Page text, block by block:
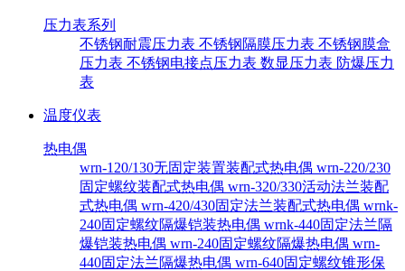
压力表系列
不锈钢耐震压力表 不锈钢隔膜压力表 不锈钢膜盒
压力表 不锈钢电接点压力表 数显压力表 防爆压力
表
温度仪表
热电偶
wrn-120/130无固定装置装配式热电偶 wrn-220/230
固定螺纹装配式热电偶 wrn-320/330活动法兰装配
式热电偶 wrn-420/430固定法兰装配式热电偶 wrnk-
240固定螺纹隔爆铠装热电偶 wrnk-440固定法兰隔
爆铠装热电偶 wrn-240固定螺纹隔爆热电偶 wrn-
440固定法兰隔爆热电偶 wrn-640固定螺纹锥形保